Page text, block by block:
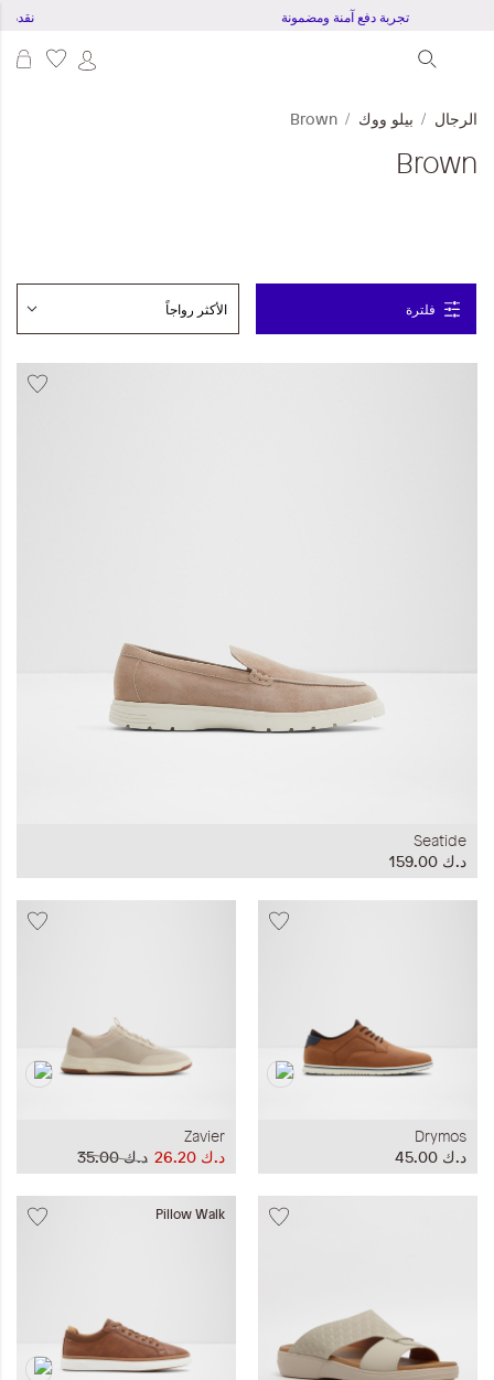
تجربة دفع آمنة ومضمونة
Leather Collection
الرجال بيلو ووك Brown
Brown
فلترة
Seatide
د.ك‏ 159.00
Drymos
د.ك‏ 45.00
Zavier
د.ك‏ 35.00
د.ك‏ 26.20
Pillow Walk